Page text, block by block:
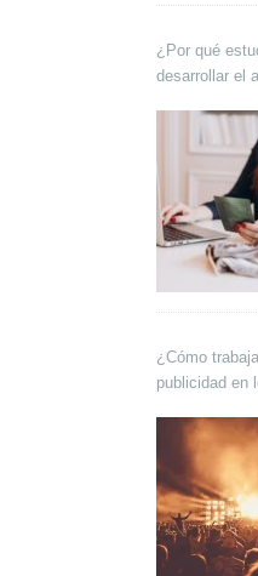
¿Por qué
desarrollar el
¿Cómo
publicidad en